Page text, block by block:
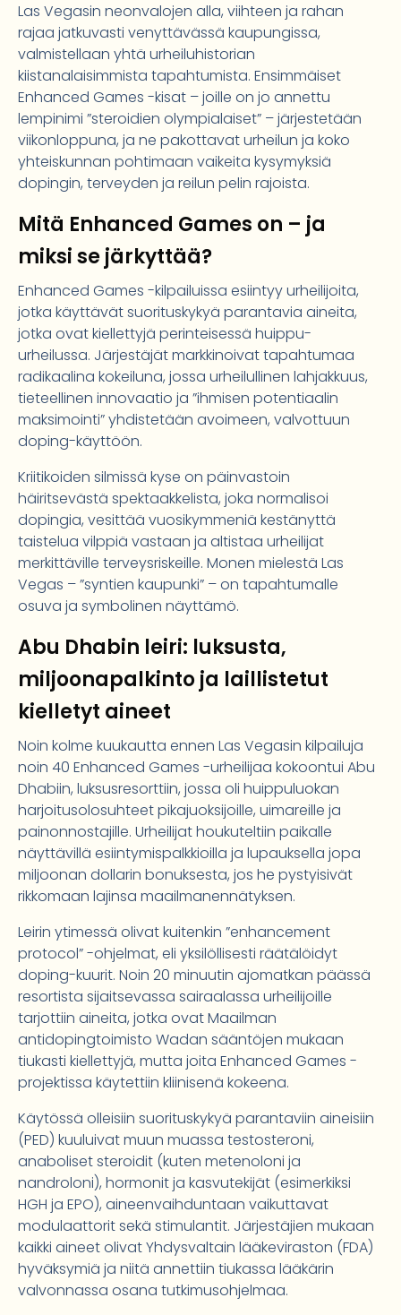
Las Vegasin neonvalojen alla, viihteen ja rahan
rajaa jatkuvasti venyttävässä kaupungissa,
valmistellaan yhtä urheiluhistorian
kiistanalaisimmista tapahtumista. Ensimmäiset
Enhanced Games -kisat – joille on jo annettu
lempinimi ”steroidien olympialaiset” – järjestetään
viikonloppuna, ja ne pakottavat urheilun ja koko
yhteiskunnan pohtimaan vaikeita kysymyksiä
dopingin, terveyden ja reilun pelin rajoista.
Mitä Enhanced Games on – ja
miksi se järkyttää?
Enhanced Games -kilpailuissa esiintyy urheilijoita,
jotka käyttävät suorituskykyä parantavia aineita,
jotka ovat kiellettyjä perinteisessä huippu-
urheilussa. Järjestäjät markkinoivat tapahtumaa
radikaalina kokeiluna, jossa urheilullinen lahjakkuus,
tieteellinen innovaatio ja ”ihmisen potentiaalin
maksimointi” yhdistetään avoimeen, valvottuun
doping-käyttöön.
Kriitikoiden silmissä kyse on päinvastoin
häiritsevästä spektaakkelista, joka normalisoi
dopingia, vesittää vuosikymmeniä kestänyttä
taistelua vilppiä vastaan ja altistaa urheilijat
merkittäville terveysriskeille. Monen mielestä Las
Vegas – ”syntien kaupunki” – on tapahtumalle
osuva ja symbolinen näyttämö.
Abu Dhabin leiri: luksusta,
miljoonapalkinto ja laillistetut
kielletyt aineet
Noin kolme kuukautta ennen Las Vegasin kilpailuja
noin 40 Enhanced Games -urheilijaa kokoontui Abu
Dhabiin, luksusresorttiin, jossa oli huippuluokan
harjoitusolosuhteet pikajuoksijoille, uimareille ja
painonnostajille. Urheilijat houkuteltiin paikalle
näyttävillä esiintymispalkkioilla ja lupauksella jopa
miljoonan dollarin bonuksesta, jos he pystyisivät
rikkomaan lajinsa maailmanennätyksen.
Leirin ytimessä olivat kuitenkin ”enhancement
protocol” -ohjelmat, eli yksilöllisesti räätälöidyt
doping-kuurit. Noin 20 minuutin ajomatkan päässä
resortista sijaitsevassa sairaalassa urheilijoille
tarjottiin aineita, jotka ovat Maailman
antidopingtoimisto Wadan sääntöjen mukaan
tiukasti kiellettyjä, mutta joita Enhanced Games -
projektissa käytettiin kliinisenä kokeena.
Käytössä olleisiin suorituskykyä parantaviin aineisiin
(PED) kuuluivat muun muassa testosteroni,
anaboliset steroidit (kuten metenoloni ja
nandroloni), hormonit ja kasvutekijät (esimerkiksi
HGH ja EPO), aineenvaihduntaan vaikuttavat
modulaattorit sekä stimulantit. Järjestäjien mukaan
kaikki aineet olivat Yhdysvaltain lääkeviraston (FDA)
hyväksymiä ja niitä annettiin tiukassa lääkärin
valvonnassa osana tutkimusohjelmaa.